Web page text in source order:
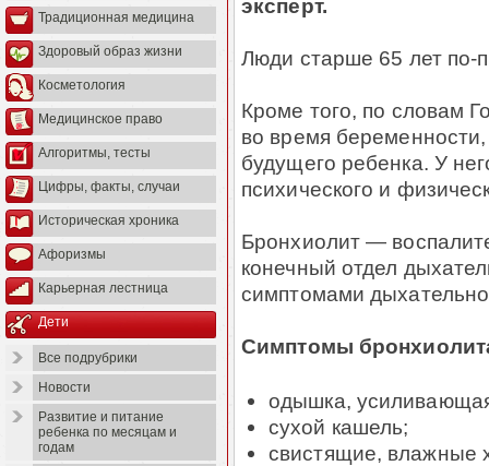
Традиционная медицина
Здоровый образ жизни
Косметология
Медицинское право
Алгоритмы, тесты
Цифры, факты, случаи
Историческая хроника
Афоризмы
Карьерная лестница
Дети
Все подрубрики
Новости
Развитие и питание
ребенка по месяцам и
годам
эксперт.
Люди старше 65 лет по-
Кроме того, по словам
во время
будущего ребенка. У
психического и
Бронхиолит —
конечный отдел
симптомами
Симптомы
одышка,
сухой кашель;
свистящие, влажные